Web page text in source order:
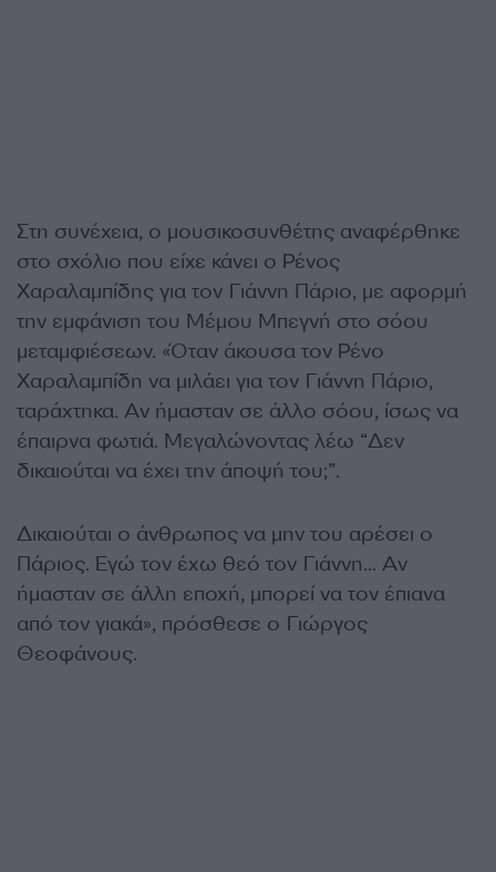
Στη συνέχεια, ο μουσικοσυνθέτης αναφέρθηκε
στο σχόλιο που είχε κάνει ο Ρένος
Χαραλαμπίδης για τον Γιάννη Πάριο, με αφορμή
την εμφάνιση του Μέμου Μπεγνή στο σόου
μεταμφιέσεων. «Όταν άκουσα τον Ρένο
Χαραλαμπίδη να μιλάει για τον Γιάννη Πάριο,
ταράχτηκα. Αν ήμασταν σε άλλο σόου, ίσως να
έπαιρνα φωτιά. Μεγαλώνοντας λέω “Δεν
δικαιούται να έχει την άποψή του;”.
Δικαιούται ο άνθρωπος να μην του αρέσει ο
Πάριος. Εγώ τον έχω θεό τον Γιάννη… Αν
ήμασταν σε άλλη εποχή, μπορεί να τον έπιανα
από τον γιακά», πρόσθεσε ο Γιώργος
Θεοφάνους.